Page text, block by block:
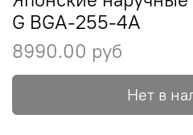
G BGA-255-4A
8990.00 руб
Нет в